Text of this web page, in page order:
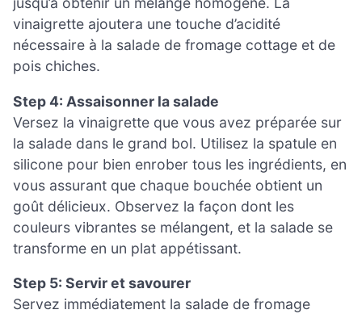
vinaigrette ajoutera une touche d’acidité
nécessaire à la salade de fromage cottage et de
pois chiches.
Step 4: Assaisonner la salade
Versez la vinaigrette que vous avez préparée sur
la salade dans le grand bol. Utilisez la spatule en
silicone pour bien enrober tous les ingrédients, en
vous assurant que chaque bouchée obtient un
goût délicieux. Observez la façon dont les
couleurs vibrantes se mélangent, et la salade se
transforme en un plat appétissant.
Step 5: Servir et savourer
Servez immédiatement la salade de fromage